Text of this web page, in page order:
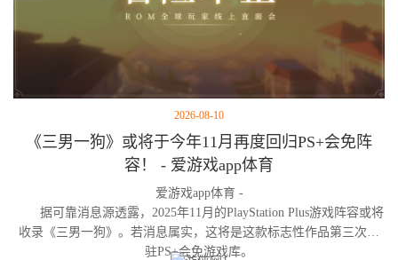
2026-08-10
《三男一狗》或将于今年11月再度回归PS+会免阵
容！ - 爱游戏app体育
爱游戏app体育 -
据可靠消息源透露，2025年11月的PlayStation Plus游戏阵容或将
收录《三男一狗》。若消息属实，这将是这款标志性作品第三次进
驻PS+会免游戏库。